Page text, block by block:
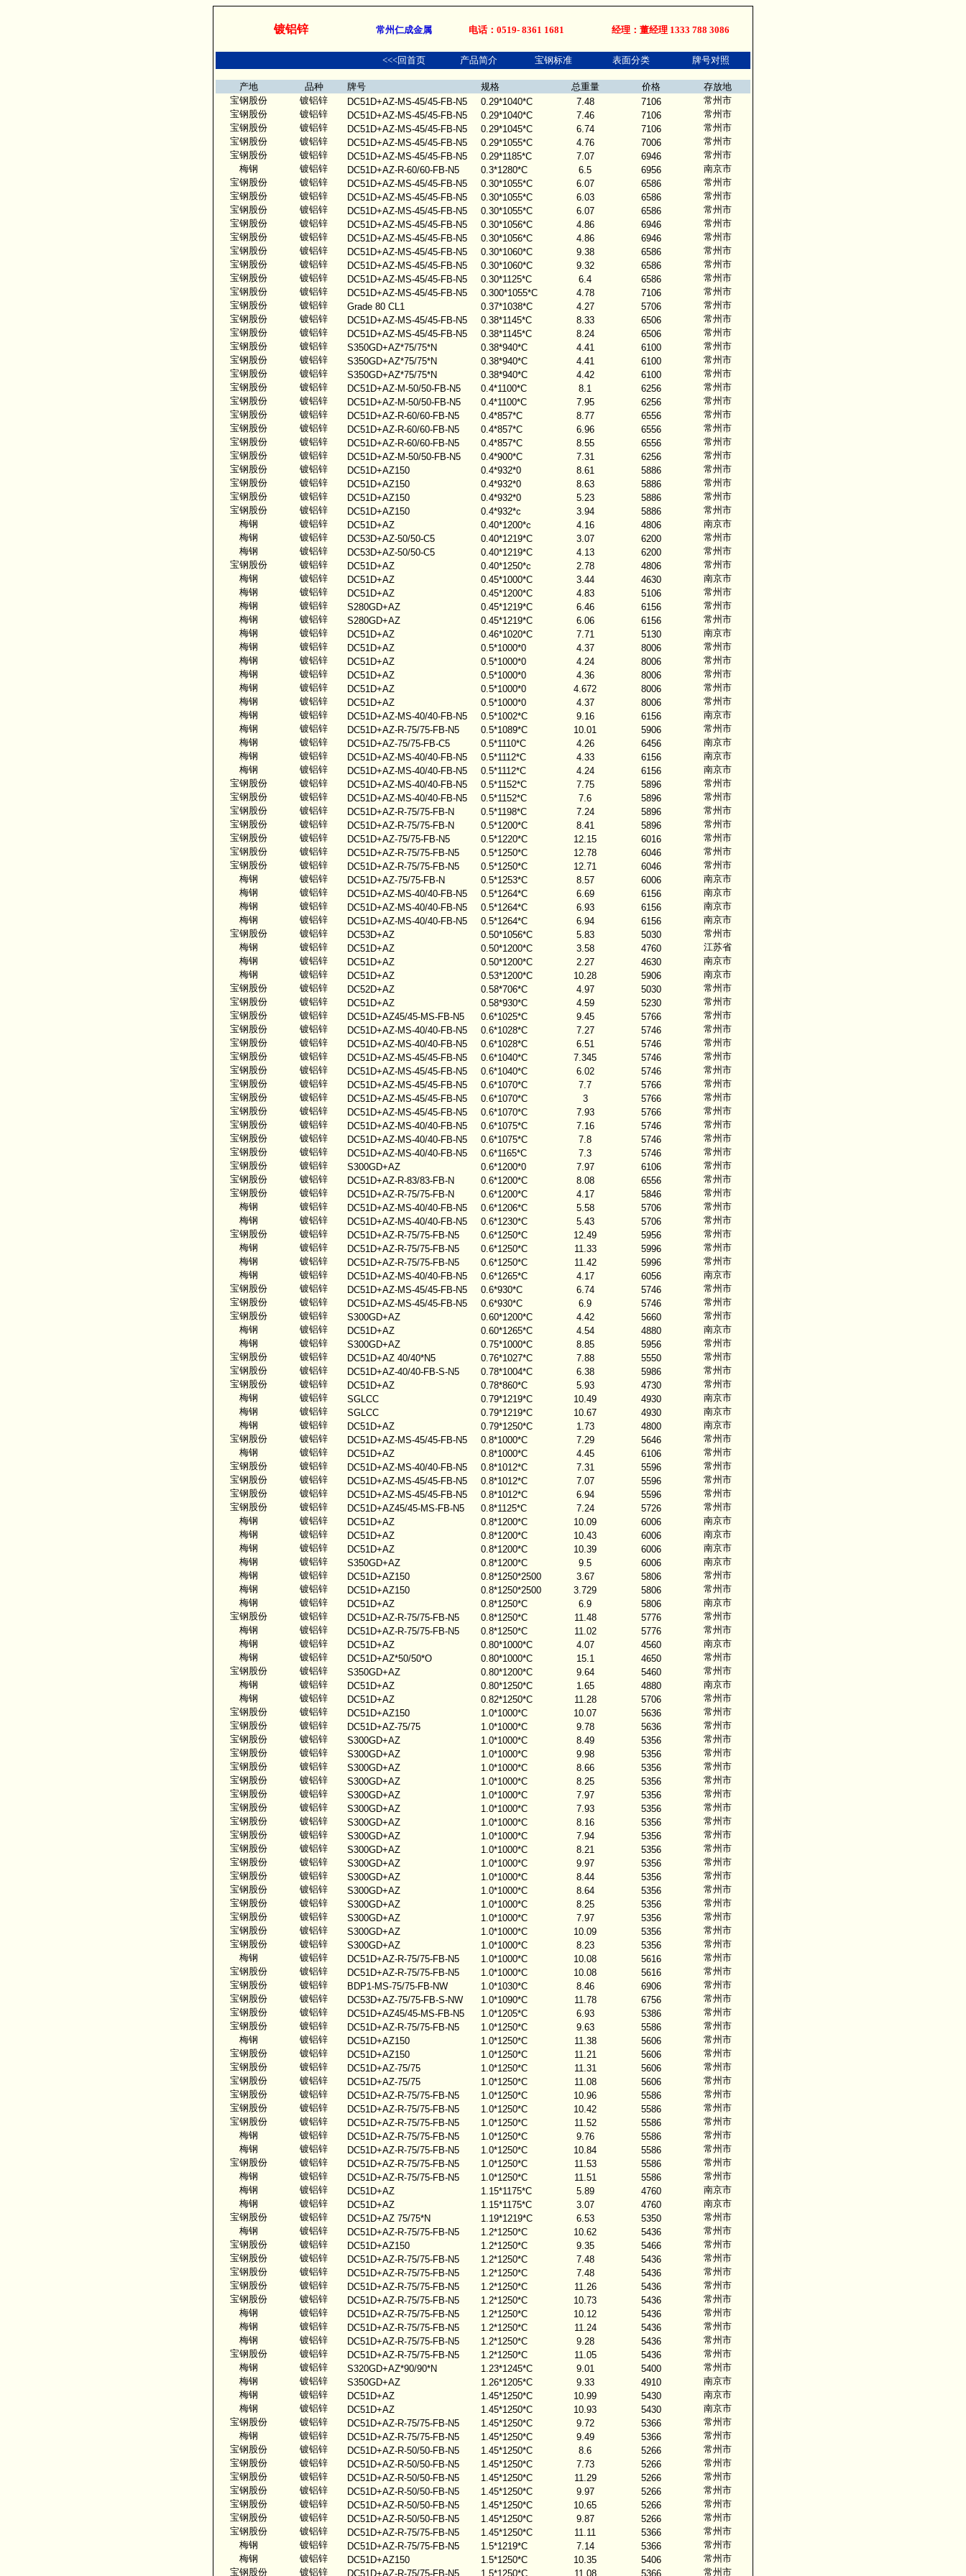
镀铝锌 常州仁成金属 电话：0519- 8361 1681 经理：董经理 1333 788 3086
<<<回首页 产品简介 宝钢标准 表面分类 牌号对照
产地 品种 牌号 规格 总重量 价格
存放地
宝钢股份
镀铝锌 DC51D+AZ-MS-45/45-FB-N5 0.29*1040*C 7.48 7106
常州市
宝钢股份
镀铝锌 DC51D+AZ-MS-45/45-FB-N5 0.29*1040*C 7.46 7106
常州市
宝钢股份
镀铝锌 DC51D+AZ-MS-45/45-FB-N5 0.29*1045*C 6.74 7106
常州市
宝钢股份
镀铝锌 DC51D+AZ-MS-45/45-FB-N5 0.29*1055*C 4.76 7006
常州市
宝钢股份
镀铝锌 DC51D+AZ-MS-45/45-FB-N5 0.29*1185*C 7.07 6946
常州市
梅钢
镀铝锌 DC51D+AZ-R-60/60-FB-N5 0.3*1280*C 6.5 6956
南京市
宝钢股份
镀铝锌 DC51D+AZ-MS-45/45-FB-N5 0.30*1055*C 6.07 6586
常州市
宝钢股份
镀铝锌 DC51D+AZ-MS-45/45-FB-N5 0.30*1055*C 6.03 6586
常州市
宝钢股份
镀铝锌 DC51D+AZ-MS-45/45-FB-N5 0.30*1055*C 6.07 6586
常州市
宝钢股份
镀铝锌 DC51D+AZ-MS-45/45-FB-N5 0.30*1056*C 4.86 6946
常州市
宝钢股份
镀铝锌 DC51D+AZ-MS-45/45-FB-N5 0.30*1056*C 4.86 6946
常州市
宝钢股份
镀铝锌 DC51D+AZ-MS-45/45-FB-N5 0.30*1060*C 9.38 6586
常州市
宝钢股份
镀铝锌 DC51D+AZ-MS-45/45-FB-N5 0.30*1060*C 9.32 6586
常州市
宝钢股份
镀铝锌 DC51D+AZ-MS-45/45-FB-N5 0.30*1125*C 6.4 6586
常州市
宝钢股份
镀铝锌 DC51D+AZ-MS-45/45-FB-N5 0.300*1055*C 4.78 7106
常州市
宝钢股份
镀铝锌 Grade 80 CL1 0.37*1038*C 4.27 5706
常州市
宝钢股份
镀铝锌 DC51D+AZ-MS-45/45-FB-N5 0.38*1145*C 8.33 6506
常州市
宝钢股份
镀铝锌 DC51D+AZ-MS-45/45-FB-N5 0.38*1145*C 8.24 6506
常州市
宝钢股份
镀铝锌 S350GD+AZ*75/75*N 0.38*940*C 4.41 6100
常州市
宝钢股份
镀铝锌 S350GD+AZ*75/75*N 0.38*940*C 4.41 6100
常州市
宝钢股份
镀铝锌 S350GD+AZ*75/75*N 0.38*940*C 4.42 6100
常州市
宝钢股份
镀铝锌 DC51D+AZ-M-50/50-FB-N5 0.4*1100*C 8.1 6256
常州市
宝钢股份
镀铝锌 DC51D+AZ-M-50/50-FB-N5 0.4*1100*C 7.95 6256
常州市
宝钢股份
镀铝锌 DC51D+AZ-R-60/60-FB-N5 0.4*857*C 8.77 6556
常州市
宝钢股份
镀铝锌 DC51D+AZ-R-60/60-FB-N5 0.4*857*C 6.96 6556
常州市
宝钢股份
镀铝锌 DC51D+AZ-R-60/60-FB-N5 0.4*857*C 8.55 6556
常州市
宝钢股份
镀铝锌 DC51D+AZ-M-50/50-FB-N5 0.4*900*C 7.31 6256
常州市
宝钢股份
镀铝锌 DC51D+AZ150 0.4*932*0 8.61 5886
常州市
宝钢股份
镀铝锌 DC51D+AZ150 0.4*932*0 8.63 5886
常州市
宝钢股份
镀铝锌 DC51D+AZ150 0.4*932*0 5.23 5886
常州市
宝钢股份
镀铝锌 DC51D+AZ150 0.4*932*c 3.94 5886
常州市
梅钢
镀铝锌 DC51D+AZ 0.40*1200*c 4.16 4806
南京市
梅钢
镀铝锌 DC53D+AZ-50/50-C5 0.40*1219*C 3.07 6200
常州市
梅钢
镀铝锌 DC53D+AZ-50/50-C5 0.40*1219*C 4.13 6200
常州市
宝钢股份
镀铝锌 DC51D+AZ 0.40*1250*c 2.78 4806
常州市
梅钢
镀铝锌 DC51D+AZ 0.45*1000*C 3.44 4630
南京市
梅钢
镀铝锌 DC51D+AZ 0.45*1200*C 4.83 5106
常州市
梅钢
镀铝锌 S280GD+AZ 0.45*1219*C 6.46 6156
常州市
梅钢
镀铝锌 S280GD+AZ 0.45*1219*C 6.06 6156
常州市
梅钢
镀铝锌 DC51D+AZ 0.46*1020*C 7.71 5130
南京市
梅钢
镀铝锌 DC51D+AZ 0.5*1000*0 4.37 8006
常州市
梅钢
镀铝锌 DC51D+AZ 0.5*1000*0 4.24 8006
常州市
梅钢
镀铝锌 DC51D+AZ 0.5*1000*0 4.36 8006
常州市
梅钢
镀铝锌 DC51D+AZ 0.5*1000*0 4.672 8006
常州市
梅钢
镀铝锌 DC51D+AZ 0.5*1000*0 4.37 8006
常州市
梅钢
镀铝锌 DC51D+AZ-MS-40/40-FB-N5 0.5*1002*C 9.16 6156
南京市
梅钢
镀铝锌 DC51D+AZ-R-75/75-FB-N5 0.5*1089*C 10.01 5906
常州市
梅钢
镀铝锌 DC51D+AZ-75/75-FB-C5 0.5*1110*C 4.26 6456
南京市
梅钢
镀铝锌 DC51D+AZ-MS-40/40-FB-N5 0.5*1112*C 4.33 6156
南京市
梅钢
镀铝锌 DC51D+AZ-MS-40/40-FB-N5 0.5*1112*C 4.24 6156
南京市
宝钢股份
镀铝锌 DC51D+AZ-MS-40/40-FB-N5 0.5*1152*C 7.75 5896
常州市
宝钢股份
镀铝锌 DC51D+AZ-MS-40/40-FB-N5 0.5*1152*C 7.6 5896
常州市
宝钢股份
镀铝锌 DC51D+AZ-R-75/75-FB-N 0.5*1198*C 7.24 5896
常州市
宝钢股份
镀铝锌 DC51D+AZ-R-75/75-FB-N 0.5*1200*C 8.41 5896
常州市
宝钢股份
镀铝锌 DC51D+AZ-75/75-FB-N5 0.5*1220*C 12.15 6016
常州市
宝钢股份
镀铝锌 DC51D+AZ-R-75/75-FB-N5 0.5*1250*C 12.78 6046
常州市
宝钢股份
镀铝锌 DC51D+AZ-R-75/75-FB-N5 0.5*1250*C 12.71 6046
常州市
梅钢
镀铝锌 DC51D+AZ-75/75-FB-N 0.5*1253*C 8.57 6006
南京市
梅钢
镀铝锌 DC51D+AZ-MS-40/40-FB-N5 0.5*1264*C 6.69 6156
南京市
梅钢
镀铝锌 DC51D+AZ-MS-40/40-FB-N5 0.5*1264*C 6.93 6156
南京市
梅钢
镀铝锌 DC51D+AZ-MS-40/40-FB-N5 0.5*1264*C 6.94 6156
南京市
宝钢股份
镀铝锌 DC53D+AZ 0.50*1056*C 5.83 5030
常州市
梅钢
镀铝锌 DC51D+AZ 0.50*1200*C 3.58 4760
江苏省
梅钢
镀铝锌 DC51D+AZ 0.50*1200*C 2.27 4630
南京市
梅钢
镀铝锌 DC51D+AZ 0.53*1200*C 10.28 5906
南京市
宝钢股份
镀铝锌 DC52D+AZ 0.58*706*C 4.97 5030
常州市
宝钢股份
镀铝锌 DC51D+AZ 0.58*930*C 4.59 5230
常州市
宝钢股份
镀铝锌 DC51D+AZ45/45-MS-FB-N5 0.6*1025*C 9.45 5766
常州市
宝钢股份
镀铝锌 DC51D+AZ-MS-40/40-FB-N5 0.6*1028*C 7.27 5746
常州市
宝钢股份
镀铝锌 DC51D+AZ-MS-40/40-FB-N5 0.6*1028*C 6.51 5746
常州市
宝钢股份
镀铝锌 DC51D+AZ-MS-45/45-FB-N5 0.6*1040*C 7.345 5746
常州市
宝钢股份
镀铝锌 DC51D+AZ-MS-45/45-FB-N5 0.6*1040*C 6.02 5746
常州市
宝钢股份
镀铝锌 DC51D+AZ-MS-45/45-FB-N5 0.6*1070*C 7.7 5766
常州市
宝钢股份
镀铝锌 DC51D+AZ-MS-45/45-FB-N5 0.6*1070*C 3 5766
常州市
宝钢股份
镀铝锌 DC51D+AZ-MS-45/45-FB-N5 0.6*1070*C 7.93 5766
常州市
宝钢股份
镀铝锌 DC51D+AZ-MS-40/40-FB-N5 0.6*1075*C 7.16 5746
常州市
宝钢股份
镀铝锌 DC51D+AZ-MS-40/40-FB-N5 0.6*1075*C 7.8 5746
常州市
宝钢股份
镀铝锌 DC51D+AZ-MS-40/40-FB-N5 0.6*1165*C 7.3 5746
常州市
宝钢股份
镀铝锌 S300GD+AZ 0.6*1200*0 7.97 6106
常州市
宝钢股份
镀铝锌 DC51D+AZ-R-83/83-FB-N 0.6*1200*C 8.08 6556
常州市
宝钢股份
镀铝锌 DC51D+AZ-R-75/75-FB-N 0.6*1200*C 4.17 5846
常州市
梅钢
镀铝锌 DC51D+AZ-MS-40/40-FB-N5 0.6*1206*C 5.58 5706
常州市
梅钢
镀铝锌 DC51D+AZ-MS-40/40-FB-N5 0.6*1230*C 5.43 5706
常州市
宝钢股份
镀铝锌 DC51D+AZ-R-75/75-FB-N5 0.6*1250*C 12.49 5956
常州市
梅钢
镀铝锌 DC51D+AZ-R-75/75-FB-N5 0.6*1250*C 11.33 5996
常州市
梅钢
镀铝锌 DC51D+AZ-R-75/75-FB-N5 0.6*1250*C 11.42 5996
常州市
梅钢
镀铝锌 DC51D+AZ-MS-40/40-FB-N5 0.6*1265*C 4.17 6056
南京市
宝钢股份
镀铝锌 DC51D+AZ-MS-45/45-FB-N5 0.6*930*C 6.74 5746
常州市
宝钢股份
镀铝锌 DC51D+AZ-MS-45/45-FB-N5 0.6*930*C 6.9 5746
常州市
宝钢股份
镀铝锌 S300GD+AZ 0.60*1200*C 4.42 5660
常州市
梅钢
镀铝锌 DC51D+AZ 0.60*1265*C 4.54 4880
南京市
梅钢
镀铝锌 S300GD+AZ 0.75*1000*C 8.85 5956
常州市
宝钢股份
镀铝锌 DC51D+AZ 40/40*N5 0.76*1027*C 7.88 5550
常州市
宝钢股份
镀铝锌 DC51D+AZ-40/40-FB-S-N5 0.78*1004*C 6.38 5986
常州市
宝钢股份
镀铝锌 DC51D+AZ 0.78*860*C 5.93 4730
常州市
梅钢
镀铝锌 SGLCC 0.79*1219*C 10.49 4930
南京市
梅钢
镀铝锌 SGLCC 0.79*1219*C 10.67 4930
南京市
梅钢
镀铝锌 DC51D+AZ 0.79*1250*C 1.73 4800
南京市
宝钢股份
镀铝锌 DC51D+AZ-MS-45/45-FB-N5 0.8*1000*C 7.29 5646
常州市
梅钢
镀铝锌 DC51D+AZ 0.8*1000*C 4.45 6106
常州市
宝钢股份
镀铝锌 DC51D+AZ-MS-40/40-FB-N5 0.8*1012*C 7.31 5596
常州市
宝钢股份
镀铝锌 DC51D+AZ-MS-45/45-FB-N5 0.8*1012*C 7.07 5596
常州市
宝钢股份
镀铝锌 DC51D+AZ-MS-45/45-FB-N5 0.8*1012*C 6.94 5596
常州市
宝钢股份
镀铝锌 DC51D+AZ45/45-MS-FB-N5 0.8*1125*C 7.24 5726
常州市
梅钢
镀铝锌 DC51D+AZ 0.8*1200*C 10.09 6006
南京市
梅钢
镀铝锌 DC51D+AZ 0.8*1200*C 10.43 6006
南京市
梅钢
镀铝锌 DC51D+AZ 0.8*1200*C 10.39 6006
南京市
梅钢
镀铝锌 S350GD+AZ 0.8*1200*C 9.5 6006
南京市
梅钢
镀铝锌 DC51D+AZ150 0.8*1250*2500 3.67 5806
常州市
梅钢
镀铝锌 DC51D+AZ150 0.8*1250*2500 3.729 5806
常州市
梅钢
镀铝锌 DC51D+AZ 0.8*1250*C 6.9 5806
南京市
宝钢股份
镀铝锌 DC51D+AZ-R-75/75-FB-N5 0.8*1250*C 11.48 5776
常州市
梅钢
镀铝锌 DC51D+AZ-R-75/75-FB-N5 0.8*1250*C 11.02 5776
常州市
梅钢
镀铝锌 DC51D+AZ 0.80*1000*C 4.07 4560
南京市
梅钢
镀铝锌 DC51D+AZ*50/50*O 0.80*1000*C 15.1 4650
常州市
宝钢股份
镀铝锌 S350GD+AZ 0.80*1200*C 9.64 5460
常州市
梅钢
镀铝锌 DC51D+AZ 0.80*1250*C 1.65 4880
南京市
梅钢
镀铝锌 DC51D+AZ 0.82*1250*C 11.28 5706
常州市
宝钢股份
镀铝锌 DC51D+AZ150 1.0*1000*C 10.07 5636
常州市
宝钢股份
镀铝锌 DC51D+AZ-75/75 1.0*1000*C 9.78 5636
常州市
宝钢股份
镀铝锌 S300GD+AZ 1.0*1000*C 8.49 5356
常州市
宝钢股份
镀铝锌 S300GD+AZ 1.0*1000*C 9.98 5356
常州市
宝钢股份
镀铝锌 S300GD+AZ 1.0*1000*C 8.66 5356
常州市
宝钢股份
镀铝锌 S300GD+AZ 1.0*1000*C 8.25 5356
常州市
宝钢股份
镀铝锌 S300GD+AZ 1.0*1000*C 7.97 5356
常州市
宝钢股份
镀铝锌 S300GD+AZ 1.0*1000*C 7.93 5356
常州市
宝钢股份
镀铝锌 S300GD+AZ 1.0*1000*C 8.16 5356
常州市
宝钢股份
镀铝锌 S300GD+AZ 1.0*1000*C 7.94 5356
常州市
宝钢股份
镀铝锌 S300GD+AZ 1.0*1000*C 8.21 5356
常州市
宝钢股份
镀铝锌 S300GD+AZ 1.0*1000*C 9.97 5356
常州市
宝钢股份
镀铝锌 S300GD+AZ 1.0*1000*C 8.44 5356
常州市
宝钢股份
镀铝锌 S300GD+AZ 1.0*1000*C 8.64 5356
常州市
宝钢股份
镀铝锌 S300GD+AZ 1.0*1000*C 8.25 5356
常州市
宝钢股份
镀铝锌 S300GD+AZ 1.0*1000*C 7.97 5356
常州市
宝钢股份
镀铝锌 S300GD+AZ 1.0*1000*C 10.09 5356
常州市
宝钢股份
镀铝锌 S300GD+AZ 1.0*1000*C 8.23 5356
常州市
梅钢
镀铝锌 DC51D+AZ-R-75/75-FB-N5 1.0*1000*C 10.08 5616
常州市
宝钢股份
镀铝锌 DC51D+AZ-R-75/75-FB-N5 1.0*1000*C 10.08 5616
常州市
宝钢股份
镀铝锌 BDP1-MS-75/75-FB-NW 1.0*1030*C 8.46 6906
常州市
宝钢股份
镀铝锌 DC53D+AZ-75/75-FB-S-NW 1.0*1090*C 11.78 6756
常州市
宝钢股份
镀铝锌 DC51D+AZ45/45-MS-FB-N5 1.0*1205*C 6.93 5386
常州市
宝钢股份
镀铝锌 DC51D+AZ-R-75/75-FB-N5 1.0*1250*C 9.63 5586
常州市
梅钢
镀铝锌 DC51D+AZ150 1.0*1250*C 11.38 5606
常州市
宝钢股份
镀铝锌 DC51D+AZ150 1.0*1250*C 11.21 5606
常州市
宝钢股份
镀铝锌 DC51D+AZ-75/75 1.0*1250*C 11.31 5606
常州市
宝钢股份
镀铝锌 DC51D+AZ-75/75 1.0*1250*C 11.08 5606
常州市
宝钢股份
镀铝锌 DC51D+AZ-R-75/75-FB-N5 1.0*1250*C 10.96 5586
常州市
宝钢股份
镀铝锌 DC51D+AZ-R-75/75-FB-N5 1.0*1250*C 10.42 5586
常州市
宝钢股份
镀铝锌 DC51D+AZ-R-75/75-FB-N5 1.0*1250*C 11.52 5586
常州市
梅钢
镀铝锌 DC51D+AZ-R-75/75-FB-N5 1.0*1250*C 9.76 5586
常州市
梅钢
镀铝锌 DC51D+AZ-R-75/75-FB-N5 1.0*1250*C 10.84 5586
常州市
宝钢股份
镀铝锌 DC51D+AZ-R-75/75-FB-N5 1.0*1250*C 11.53 5586
常州市
梅钢
镀铝锌 DC51D+AZ-R-75/75-FB-N5 1.0*1250*C 11.51 5586
常州市
梅钢
镀铝锌 DC51D+AZ 1.15*1175*C 5.89 4760
南京市
梅钢
镀铝锌 DC51D+AZ 1.15*1175*C 3.07 4760
南京市
宝钢股份
镀铝锌 DC51D+AZ 75/75*N 1.19*1219*C 6.53 5350
常州市
梅钢
镀铝锌 DC51D+AZ-R-75/75-FB-N5 1.2*1250*C 10.62 5436
常州市
宝钢股份
镀铝锌 DC51D+AZ150 1.2*1250*C 9.35 5466
常州市
宝钢股份
镀铝锌 DC51D+AZ-R-75/75-FB-N5 1.2*1250*C 7.48 5436
常州市
宝钢股份
镀铝锌 DC51D+AZ-R-75/75-FB-N5 1.2*1250*C 7.48 5436
常州市
宝钢股份
镀铝锌 DC51D+AZ-R-75/75-FB-N5 1.2*1250*C 11.26 5436
常州市
宝钢股份
镀铝锌 DC51D+AZ-R-75/75-FB-N5 1.2*1250*C 10.73 5436
常州市
梅钢
镀铝锌 DC51D+AZ-R-75/75-FB-N5 1.2*1250*C 10.12 5436
常州市
梅钢
镀铝锌 DC51D+AZ-R-75/75-FB-N5 1.2*1250*C 11.24 5436
常州市
梅钢
镀铝锌 DC51D+AZ-R-75/75-FB-N5 1.2*1250*C 9.28 5436
常州市
宝钢股份
镀铝锌 DC51D+AZ-R-75/75-FB-N5 1.2*1250*C 11.05 5436
常州市
梅钢
镀铝锌 S320GD+AZ*90/90*N 1.23*1245*C 9.01 5400
常州市
梅钢
镀铝锌 S350GD+AZ 1.26*1205*C 9.33 4910
南京市
梅钢
镀铝锌 DC51D+AZ 1.45*1250*C 10.99 5430
南京市
梅钢
镀铝锌 DC51D+AZ 1.45*1250*C 10.93 5430
南京市
宝钢股份
镀铝锌 DC51D+AZ-R-75/75-FB-N5 1.45*1250*C 9.72 5366
常州市
梅钢
镀铝锌 DC51D+AZ-R-75/75-FB-N5 1.45*1250*C 9.49 5366
常州市
宝钢股份
镀铝锌 DC51D+AZ-R-50/50-FB-N5 1.45*1250*C 8.6 5266
常州市
宝钢股份
镀铝锌 DC51D+AZ-R-50/50-FB-N5 1.45*1250*C 7.73 5266
常州市
宝钢股份
镀铝锌 DC51D+AZ-R-50/50-FB-N5 1.45*1250*C 11.29 5266
常州市
宝钢股份
镀铝锌 DC51D+AZ-R-50/50-FB-N5 1.45*1250*C 9.97 5266
常州市
宝钢股份
镀铝锌 DC51D+AZ-R-50/50-FB-N5 1.45*1250*C 10.65 5266
常州市
宝钢股份
镀铝锌 DC51D+AZ-R-50/50-FB-N5 1.45*1250*C 9.87 5266
常州市
宝钢股份
镀铝锌 DC51D+AZ-R-75/75-FB-N5 1.45*1250*C 11.11 5366
常州市
梅钢
镀铝锌 DC51D+AZ-R-75/75-FB-N5 1.5*1219*C 7.14 5366
常州市
梅钢
镀铝锌 DC51D+AZ150 1.5*1250*C 10.35 5406
常州市
宝钢股份
镀铝锌 DC51D+AZ-R-75/75-FB-N5 1.5*1250*C 11.08 5366 常州市